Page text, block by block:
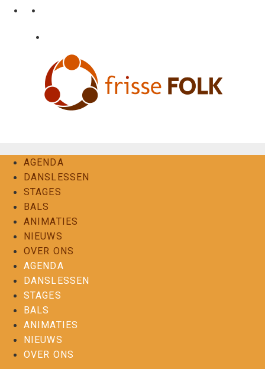
• •
•
AGENDA
DANSLESSEN
STAGES
BALS
ANIMATIES
NIEUWS
OVER ONS
AGENDA
DANSLESSEN
STAGES
BALS
ANIMATIES
NIEUWS
OVER ONS